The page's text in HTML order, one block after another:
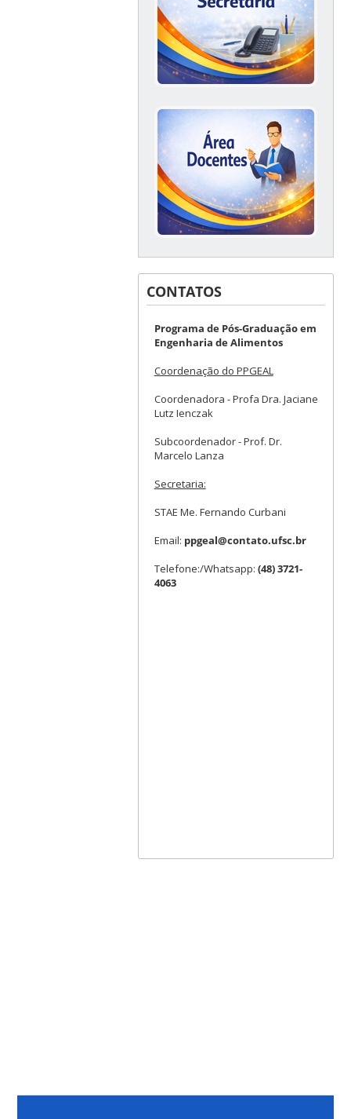
CONTATOS
Programa de Pós-Graduação em
Engenharia de Alimentos
Coordenação do PPGEAL
Coordenadora - Profa Dra. Jaciane
Lutz Ienczak
Subcoordenador - Prof. Dr.
Marcelo Lanza
Secretaria:
STAE Me. Fernando Curbani
Email: ppgeal@contato.ufsc.br
Telefone:/Whatsapp: (48) 3721-
4063